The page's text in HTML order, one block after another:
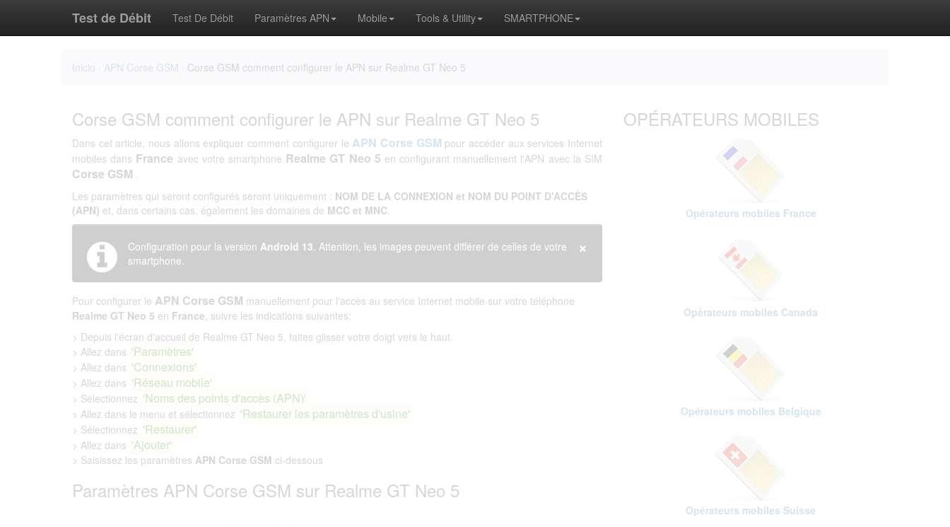
Test de Débit Test De Débit Paramètres APN Mobile Tools & Utility SMARTPHONE
Inicio APN Corse GSM · Corse GSM comment configurer le APN sur Realme GT Neo 5
Corse GSM comment configurer le APN sur Realme GT Neo 5
Dans cet article, nous allons expliquer comment configurer le APN Corse GSM pour accéder aux services Internet
mobiles dans France avec votre smartphone Realme GT Neo 5 en configurant manuellement l'APN avec la SIM
Corse GSM .
Les paramètres qui seront configurés seront uniquement : NOM DE LA CONNEXION et NOM DU POINT D'ACCÈS
(APN) et, dans certains cas, également les domaines de MCC et MNC.
×
Configuration pour la version Android 13. Attention, les images peuvent différer de celles de votre
smartphone.
Pour configurer le APN Corse GSM manuellement pour l'accès au service Internet mobile sur votre téléphone
Realme GT Neo 5 en France, suivre les indications suivantes:
> Depuis l'écran d'accueil de Realme GT Neo 5, faites glisser votre doigt vers le haut.
> Allez dans 'Paramètres'
> Allez dans 'Connexions'
> Allez dans 'Réseau mobile'
> Sélectionnez 'Noms des points d'accès (APN)'
> Allez dans le menu et sélectionnez 'Restaurer les paramètres d'usine'
> Sélectionnez 'Restaurer'
> Allez dans 'Ajouter'
> Saisissez les paramètres APN Corse GSM ci-dessous
Paramètres APN Corse GSM sur Realme GT Neo 5
OPÉRATEURS MOBILES
Opérateurs mobiles France
Opérateurs mobiles Canada
Opérateurs mobiles Belgique
Opérateurs mobiles Suisse